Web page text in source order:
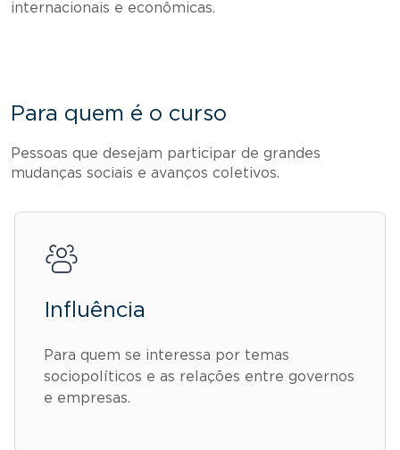
internacionais e econômicas.
Para quem é o curso
Pessoas que desejam participar de grandes
mudanças sociais e avanços coletivos.
Influência
Para quem se interessa por temas
sociopolíticos e as relações entre governos
e empresas.